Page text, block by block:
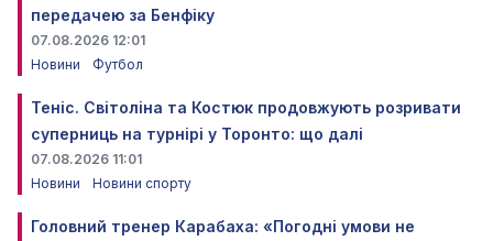
передачею за Бенфіку
07.08.2026 12:01
Новини
Футбол
Теніс. Світоліна та Костюк продовжують розривати
суперниць на турнірі у Торонто: що далі
07.08.2026 11:01
Новини
Новини спорту
Головний тренер Карабаха: «Погодні умови не